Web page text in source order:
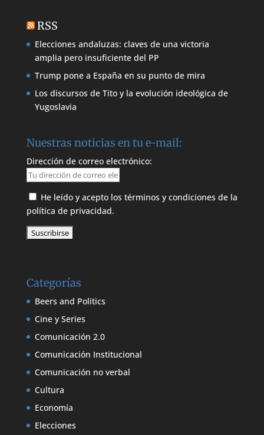
RSS
Elecciones andaluzas: claves de una victoria
amplia pero insuficiente del PP
Trump pone a España en su punto de mira
Los discursos de Tito y la evolución ideológica de
Yugoslavia
Nuestras noticias en tu e-mail:
Dirección de correo electrónico:
He leído y acepto los términos y condiciones de la
política de privacidad.
Categorías
Beers and Politics
Cine y Series
Comunicación 2.0
Comunicación Institucional
Comunicación no verbal
Cultura
Economía
Elecciones